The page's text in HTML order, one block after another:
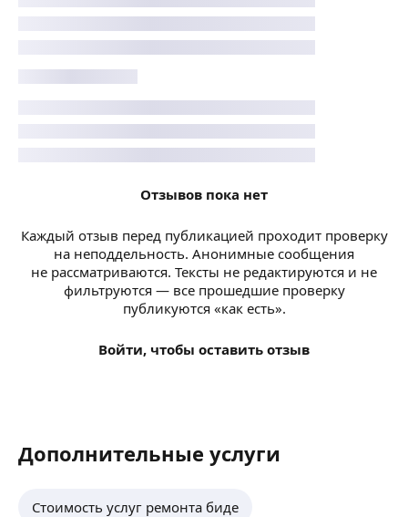
Отзывов пока нет
Каждый отзыв перед публикацией проходит проверку
на неподдельность. Анонимные сообщения
не рассматриваются. Тексты не редактируются и не
фильтруются — все прошедшие проверку
публикуются «как есть».
Войти, чтобы оставить отзыв
Дополнительные услуги
Стоимость услуг ремонта биде